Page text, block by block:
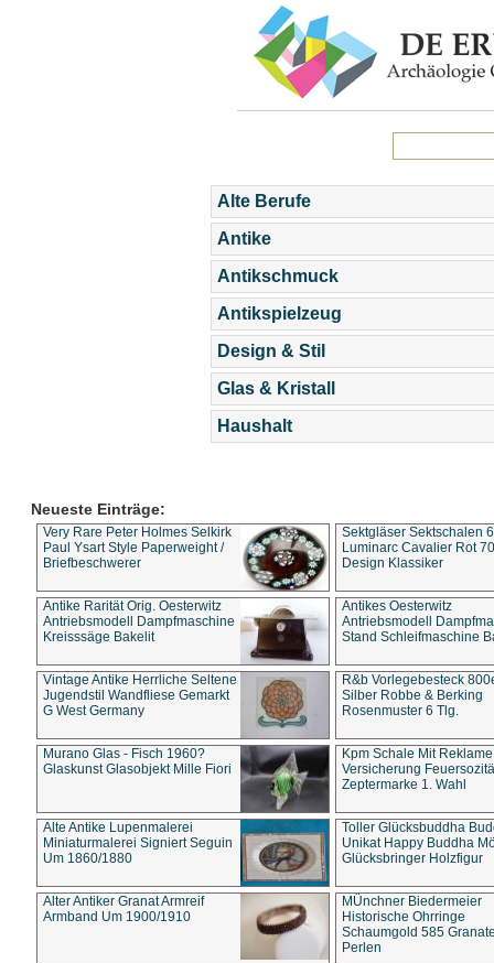
Alte Berufe
Antike
Antikschmuck
Antikspielzeug
Design & Stil
Glas & Kristall
Haushalt
Neueste Einträge:
Very Rare Peter Holmes Selkirk
Paul Ysart Style Paperweight /
Briefbeschwerer
Sektgläser Sektschalen
Luminarc Cavalier Rot
Design Klassiker
Antike Rarität Orig. Oesterwitz
Antriebsmodell Dampfmaschine
Kreisssäge Bakelit
Antikes Oesterwitz
Antriebsmodell
Stand Schleifmaschine
Vintage Antike Herrliche Seltene
Jugendstil Wandfliese Gemarkt
G West Germany
R&b Vorlegebesteck
Silber Robbe & Berking
Rosenmuster 6 Tlg.
Murano Glas - Fisch 1960?
Glaskunst Glasobjekt Mille Fiori
Kpm Schale Mit Reklame
Versicherung
Zeptermarke 1. Wahl
Alte Antike Lupenmalerei
Miniaturmalerei Signiert Seguin
Um 1860/1880
Toller Glücksbuddha
Unikat Happy Buddha
Glücksbringer Holzfigur
Alter Antiker Granat Armreif
Armband Um 1900/1910
MÜnchner Biedermeier
Historische Ohrringe
Schaumgold 585
Perlen